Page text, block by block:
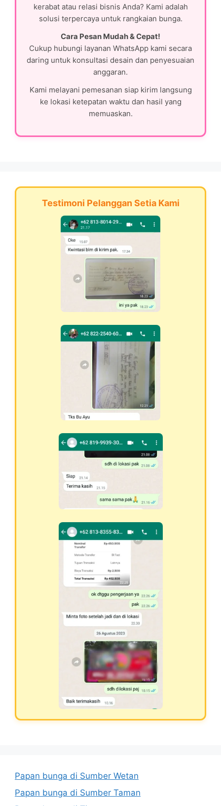
kerabat atau relasi bisnis Anda? Kami adalah
solusi terpercaya untuk rangkaian bunga.
Cara Pesan Mudah & Cepat!
Cukup hubungi layanan WhatsApp kami secara
daring untuk konsultasi desain dan penyesuaian
anggaran.
Kami melayani pemesanan siap kirim langsung
ke lokasi ketepatan waktu dan hasil yang
memuaskan.
Testimoni Pelanggan Setia Kami
Papan bunga di Sumber Wetan
Papan bunga di Sumber Taman